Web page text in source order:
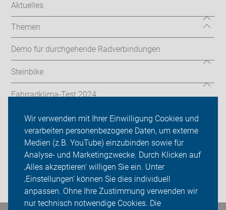
Wir verwenden mit Ihrer Einwilligung Cookies und
verarbeiten personenbezogene Daten, um externe
Medien (z.B. YouTube) einzubinden sowie für
Analyse- und Marketingzwecke. Durch Klicken auf
‚Alles akzeptieren‘ willigen Sie ein. Unter
‚Einstellungen‘ können Sie dies individuell
anpassen. Ohne Ihre Zustimmung verwenden wir
nur technisch notwendige Cookies. Die
Aktuelles
Themen
Demo für durchgehende Radverbindungen
Steinbike
Fahrradklima-Test 2024
ADFC Oberursel/Steinbach
Sei dabei
Presse
Login